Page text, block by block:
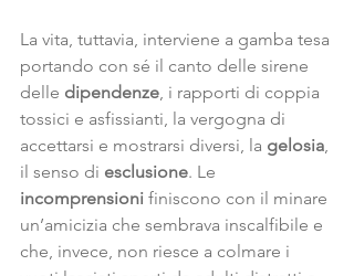
La vita, tuttavia, interviene a gamba tesa
portando con sé il canto delle sirene
delle dipendenze, i rapporti di coppia
tossici e asfissianti, la vergogna di
accettarsi e mostrarsi diversi, la gelosia,
il senso di esclusione. Le
incomprensioni finiscono con il minare
un’amicizia che sembrava inscalfibile e
che, invece, non riesce a colmare i